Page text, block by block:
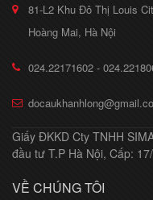
81-L2 Khu Đô Thị Louis
Hoàng Mai, Hà Nội
024.22171602 -
Giấy ĐKKD Cty TNHH
đầu tư T.P Hà Nội, Cấp:
VỀ CHÚNG TÔI